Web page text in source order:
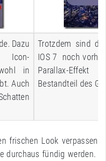
Dazu
in
Auch
Trotzdem sind
IOS 7 noch
Parallax-Effekt
Bestandteil des
frischen Look verpassen
durchaus fündig werden.